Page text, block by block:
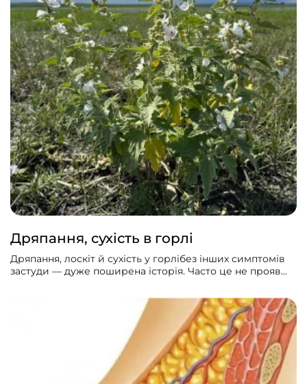
Дряпання, сухість в горлі
Дряпання, лоскіт й сухість у горлібез інших симптомів
застуди — дуже поширена історія. Часто це не прояв